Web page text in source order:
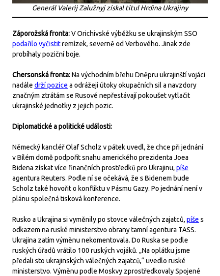
Generál Valerij Zalužnyj získal titul Hrdina Ukrajiny
Záporožská fronta:V Orichivské výběžku se ukrajinským SSO
podařilo vyčistitremízek, severně od Verbového. Jinak zde
probíhaly poziční boje.
Chersonská fronta:Na východním břehu Dněpru ukrajinští vojáci
nadále drží pozice a odrážejí útoky okupačních sil a navzdory
značným ztrátám se Rusové nepřestávají pokoušet vytlačit
ukrajinské jednotky z jejich pozic.
Diplomatické a politické události:
Německý kancléř Olaf Scholz v pátek uvedl, že chce při jednání
v Bílém domě podpořit snahu amerického prezidenta Joea
Bidena získat více finančních prostředků pro Ukrajinu, píše
agentura Reuters. Podle ní se očekává, že s Bidenem bude
Scholz také hovořit o konfliktu v Pásmu Gazy. Po jednání není v
plánu společná tisková konference.
Rusko a Ukrajina si vyměnily po stovce válečných zajatců, píše s
odkazem na ruské ministerstvo obrany tamní agentura TASS.
Ukrajina zatím výměnu nekomentovala. Do Ruska se podle
ruských úřadů vrátilo 100 ruských vojáků. „Na oplátku jsme
předali sto ukrajinských válečných zajatců,“ uvedlo ruské
ministerstvo. Výměnu podle Moskvy zprostředkovaly Spojené